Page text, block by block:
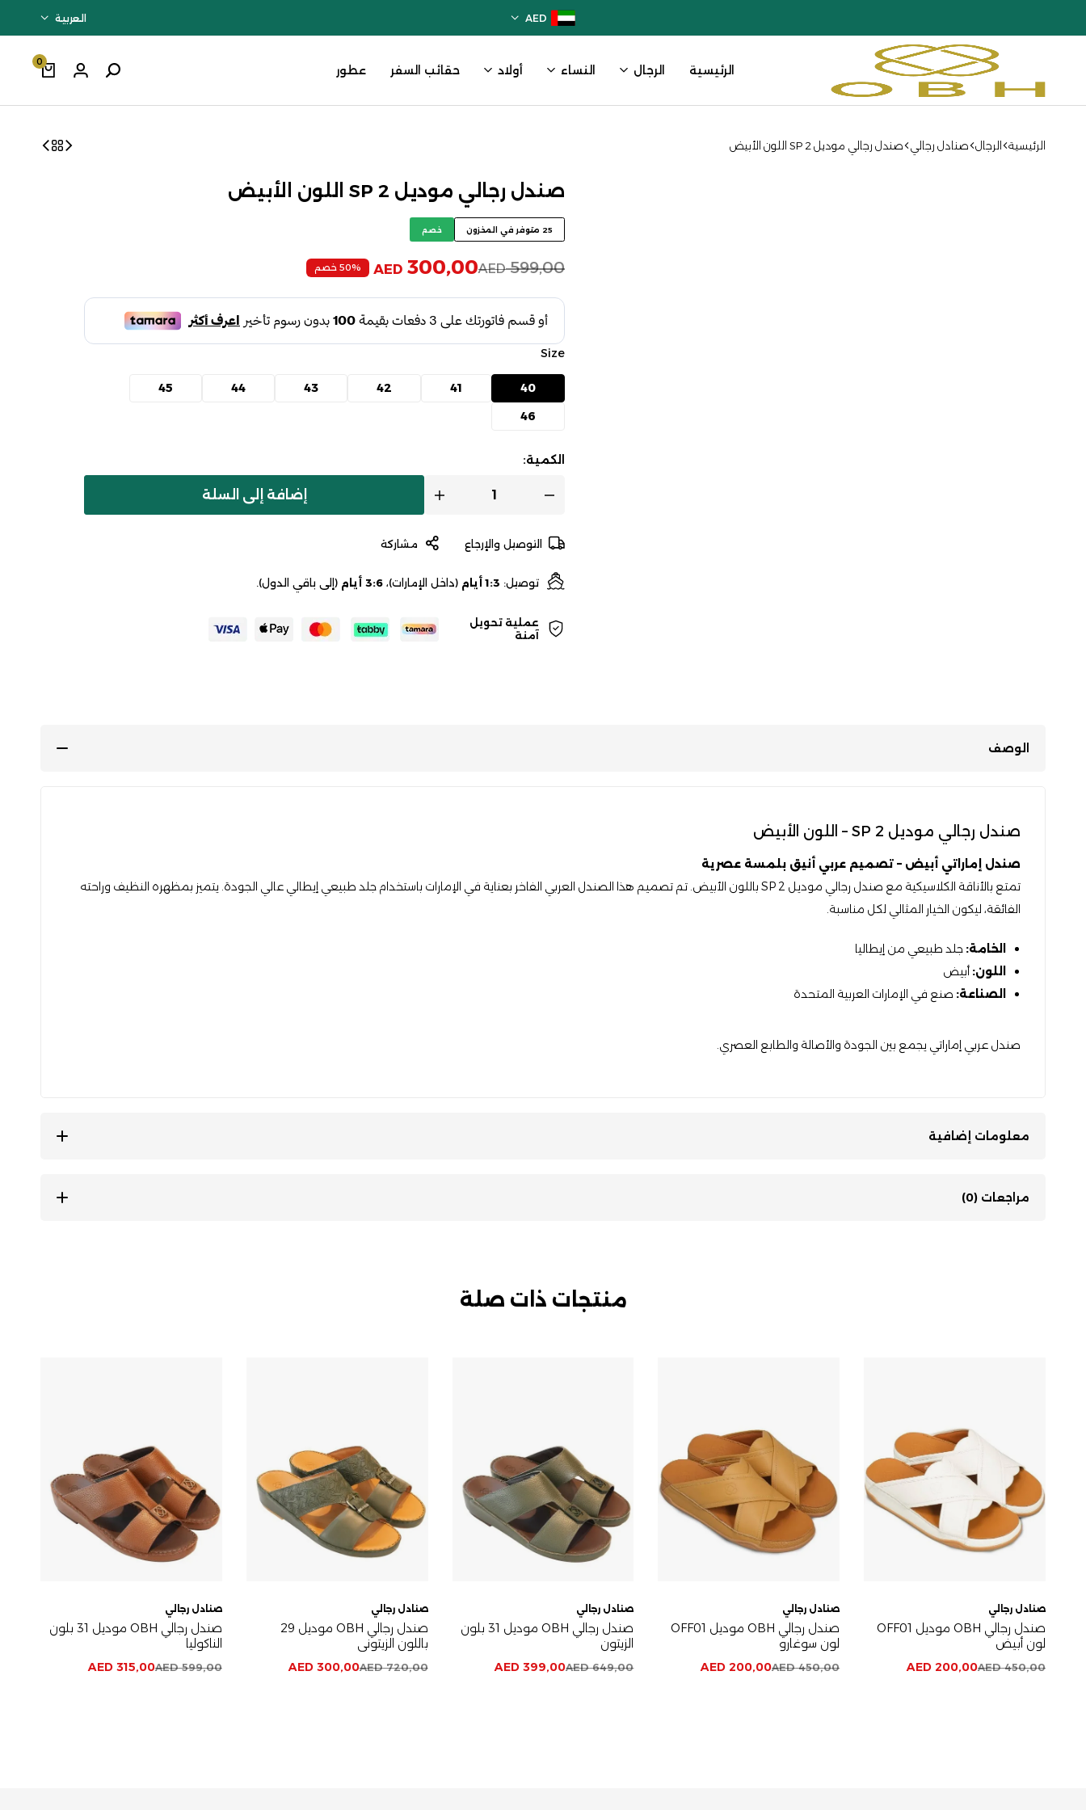
AED العربية
أو
إتش
الرئيسية الرجال النساء أولاد حقائب السفر عطور
0
الرئيسية الرجال صنادل رجالي صندل رجالي موديل SP 2 اللون الأبيض
صندل رجالي موديل SP 2 اللون الأبيض
25 متوفر في المخزون خصم
AED599,00
AED 300,00 50% خصم
Size
40
41
42
43
44
45
46
الكمية:
إضافة إلى السلة
التوصيل والإرجاع مشاركة
توصيل: 1:3 أيام (داخل الإمارات)، 3:6 أيام (إلى باقي الدول).
عملية تحويل
آمنة
الوصف
صندل رجالي موديل SP 2 – اللون الأبيض
صندل إماراتي أبيض – تصميم عربي أنيق بلمسة عصرية
تمتع بالأناقة الكلاسيكية مع صندل رجالي موديل SP 2 باللون الأبيض. تم تصميم هذا الصندل العربي الفاخر بعناية في الإمارات باستخدام جلد طبيعي إيطالي عالي الجودة. يتميز بمظهره النظيف وراحته
الفائقة، ليكون الخيار المثالي لكل مناسبة.
الخامة: جلد طبيعي من إيطاليا
اللون: أبيض
الصناعة: صنع في الإمارات العربية المتحدة
صندل عربي إماراتي يجمع بين الجودة والأصالة والطابع العصري.
معلومات إضافية
مراجعات (0)
منتجات ذات صلة
صنادل رجالي
صندل رجالي OBH موديل OFF01
لون أبيض
AED450,00
AED 200,00
صنادل رجالي
صندل رجالي OBH موديل OFF01
لون سوغارو
AED450,00
AED 200,00
صنادل رجالي
صندل رجالي OBH موديل 31 بلون
الزيتون
AED649,00
AED 399,00
صنادل رجالي
صندل رجالي OBH موديل 29
باللون الزيتوني
AED720,00
AED300,00
صنادل رجالي
صندل رجالي OBH موديل 31 بلون
الناكوليا
AED599,00
AED315,00